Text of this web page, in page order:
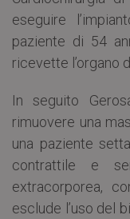
eseguire
paziente di 54
ricevette l’organo
In seguito
rimuovere una
una paziente
contrattile e
extracorporea,
esclude l’uso del